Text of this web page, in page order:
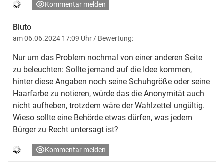
Kommentar melden
Bluto
am 06.06.2024 17:09 Uhr/ Bewertung:
Nur um das Problem nochmal von einer anderen Seite
zu beleuchten: Sollte jemand auf die Idee kommen,
hinter diese Angaben noch seine Schuhgröße oder seine
Haarfarbe zu notieren, würde das die Anonymität auch
nicht aufheben, trotzdem wäre der Wahlzettel ungültig.
Wieso sollte eine Behörde etwas dürfen, was jedem
Bürger zu Recht untersagt ist?
Kommentar melden